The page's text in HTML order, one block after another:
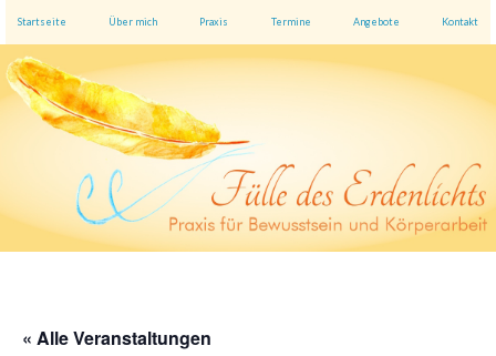
Startseite Über mich Praxis Termine Angebote Kontakt
« Alle Veranstaltungen